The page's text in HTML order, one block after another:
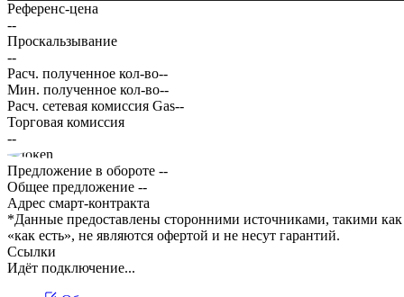
Референс-цена
--
Проскальзывание
--
Расч. полученное кол-во--
Мин. полученное кол-во--
Расч. сетевая комиссия Gas--
Торговая комиссия
--
Предложение в обороте --
Общее предложение --
Адрес смарт-контракта
*Данные предоставлены сторонними источниками, такими
«как есть», не являются офертой и не несут гарантий.
Ссылки
Идёт подключение...